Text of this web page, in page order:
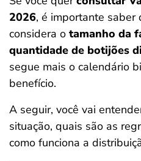
2026, é importante saber
considera o tamanho da
quantidade de botijões
segue mais o calendário
benefício.
A seguir, você vai
situação, quais são as
como funciona a